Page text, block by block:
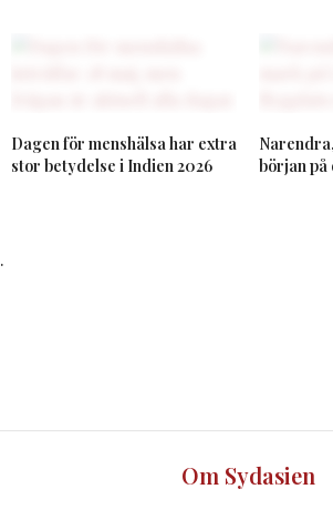
Dagen för menshälsa har extra
stor betydelse i Indien 2026
början på
.
Om Sydasien